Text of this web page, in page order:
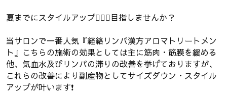
夏までにスタイルアップ👯‍♀️✨目指しませんか？
当サロンで一番人気『経絡リンパ漢方アロマトリートメン
ト』こちらの施術の効果としては主に筋肉・筋膜を緩める
他、気血水及びリンパの滞りの改善を挙げておりますが、
これらの改善により副産物としてサイズダウン・スタイル
アップが叶います❗️